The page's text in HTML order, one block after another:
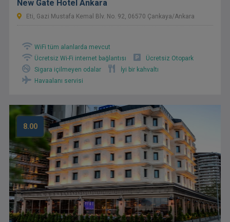
New Gate Hotel Ankara
Eti, Gazi Mustafa Kemal Blv. No. 92, 06570 Çankaya/Ankara
WiFi tüm alanlarda mevcut
Ücretsiz Wi-Fi internet bağlantısı
Ücretsiz Otopark
Sigara içilmeyen odalar
İyi bir kahvaltı
Havaalanı servisi
8.00